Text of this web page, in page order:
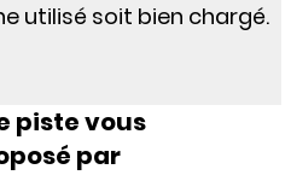
utilisé soit bien chargé.
piste vous
par